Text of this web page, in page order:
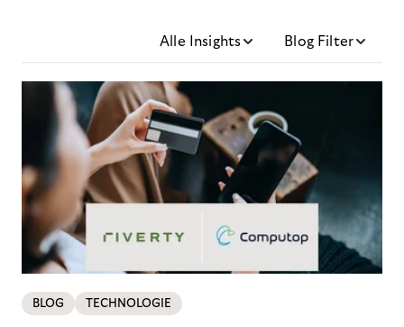
Alle Insights Blog Filter
BLOG TECHNOLOGIE